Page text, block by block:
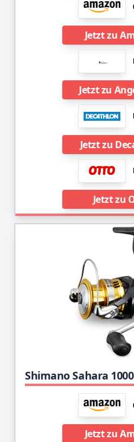
Jetzt zu
Jetzt zu
Jetzt zu
Jetzt zu
Jetzt zu